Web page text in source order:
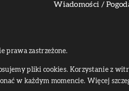
Wiadomości /
prawa zastrzeżone.
pliki cookies. Korzystanie z
w każdym momencie. Więcej